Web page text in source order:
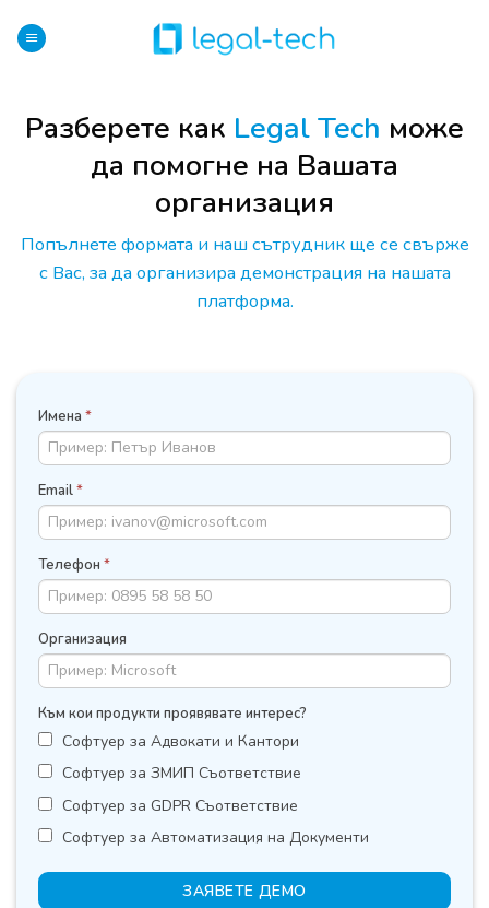
content
Разберете как Legal Tech може
да помогне на Вашата
организация
Попълнете формата и наш сътрудник ще се свърже
с Вас, за да организира демонстрация на нашата
платформа.
ЗА
ДЕМО
Имена *
Email*
Телефон *
Организация
Към кои продукти проявявате интерес?
Софтуер за Адвокати и Кантори
Софтуер за ЗМИП Съответствие
Софтуер за GDPR Съответствие
Софтуер за Автоматизация на Документи
ЗАЯВЕТЕ ДЕМО